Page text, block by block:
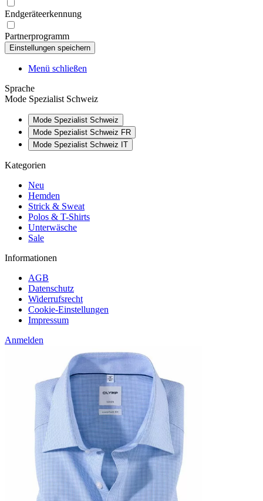
Endgeräteerkennung
Partnerprogramm
Menü schließen
Sprache
Mode Spezialist Schweiz
Mode Spezialist Schweiz
Mode Spezialist Schweiz FR
Mode Spezialist Schweiz IT
Kategorien
Neu
Hemden
Strick & Sweat
Polos & T-Shirts
Unterwäsche
Sale
Informationen
AGB
Datenschutz
Widerrufsrecht
Cookie-Einstellungen
Impressum
Anmelden